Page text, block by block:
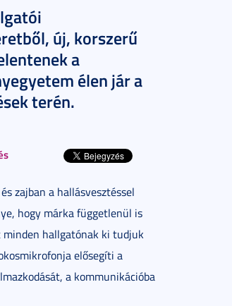
új, korszerű
a
élen jár a
terén.
zajban a hallásvesztéssel
hogy márka függetlenül is
minden hallgatónak ki tudjuk
elősegíti a
a kommunikációba